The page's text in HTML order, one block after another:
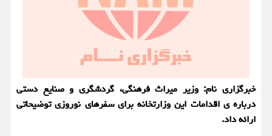
خبرگزاری نام: وزیر میراث فرهنگی، گردشگری و صنایع دستی
درباره ی اقدامات این وزارتخانه برای سفرهای نوروزی توضیحاتی
ارائه داد.